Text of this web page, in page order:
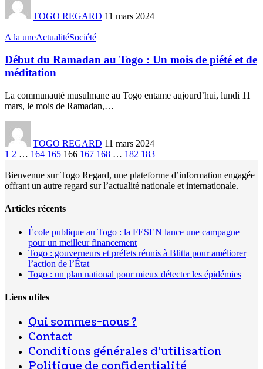
TOGO REGARD 11 mars 2024
A la uneActualitéSociété
Début du Ramadan au Togo : Un mois de piété et de
méditation
La communauté musulmane au Togo entame aujourd’hui, lundi 11
mars, le mois de Ramadan,…
TOGO REGARD 11 mars 2024
1 2 … 164 165 166 167 168 … 182 183
Bienvenue sur Togo Regard, une plateforme d’information engagée
offrant un autre regard sur l’actualité nationale et internationale.
Articles récents
École publique au Togo : la FESEN lance une campagne
pour un meilleur financement
Togo : gouverneurs et préfets réunis à Blitta pour améliorer
l’action de l’État
Togo : un plan national pour mieux détecter les épidémies
Liens utiles
Qui sommes-nous ?
Contact
Conditions générales d’utilisation